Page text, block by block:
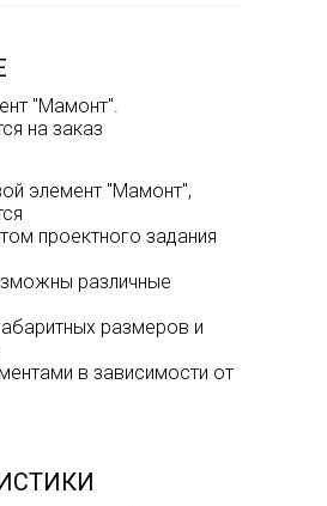
"Мамонт".
на заказ
элемент "Мамонт",
проектного задания
различные
размеров и
в зависимости от